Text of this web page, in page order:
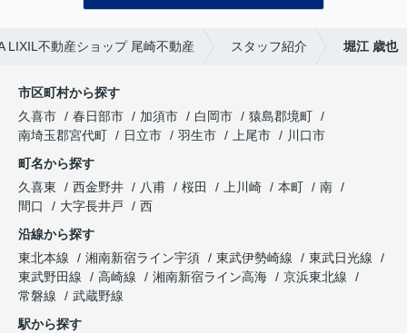
LIXIL不動産ショップ 尾崎不動産 スタッフ紹介 堀江 歳也
市区町村から探す
久喜市
春日部市 加須市 白岡市
猿島郡境町
南埼玉郡宮代町
日立市 羽生市 上尾市
川口市
町名から探す
久喜東
西金野井 八甫 桜田 上川崎 本町
南
間口
大字長井戸
西
沿線から探す
東北本線
湘南新宿ライン宇須 東武伊勢崎線
東武日光線
東武野田線
高崎線 湘南新宿ライン高海
京浜東北線
常磐線
武蔵野線
駅から探す